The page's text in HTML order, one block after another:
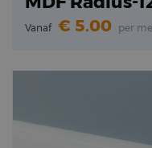
Vanaf 5.00 per